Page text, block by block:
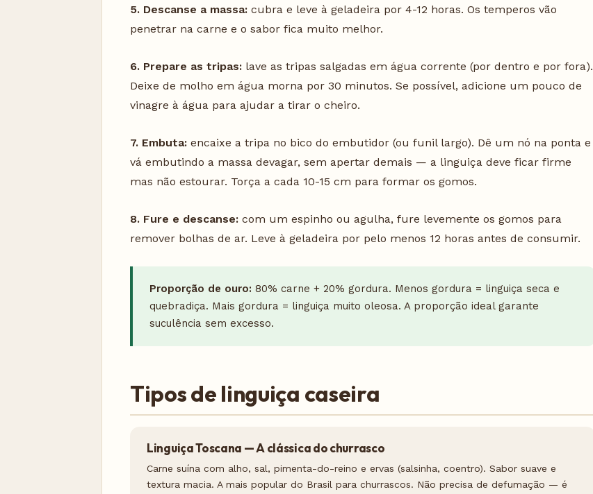
5. Descanse a massa: cubra e leve à geladeira por 4-12 horas. Os temperos vão
penetrar na carne e o sabor fica muito melhor.
6. Prepare as tripas: lave as tripas salgadas em água corrente (por dentro e por fora).
Deixe de molho em água morna por 30 minutos. Se possível, adicione um pouco de
vinagre à água para ajudar a tirar o cheiro.
7. Embuta: encaixe a tripa no bico do embutidor (ou funil largo). Dê um nó na ponta e
vá embutindo a massa devagar, sem apertar demais — a linguiça deve ficar firme
mas não estourar. Torça a cada 10-15 cm para formar os gomos.
8. Fure e descanse: com um espinho ou agulha, fure levemente os gomos para
remover bolhas de ar. Leve à geladeira por pelo menos 12 horas antes de consumir.
Proporção de ouro: 80% carne + 20% gordura. Menos gordura = linguiça seca e
quebradiça. Mais gordura = linguiça muito oleosa. A proporção ideal garante
suculência sem excesso.
Tipos de linguiça caseira
Linguiça Toscana — A clássica do churrasco
Carne suína com alho, sal, pimenta-do-reino e ervas (salsinha, coentro). Sabor suave e
textura macia. A mais popular do Brasil para churrascos. Não precisa de defumação — é